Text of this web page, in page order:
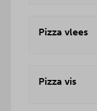
Pizza vlees
Pizza vis